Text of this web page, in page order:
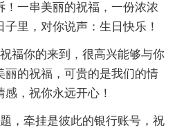
！一串美丽的祝福，一份浓浓
里，对你说声：生日快乐！
福你的来到，很高兴能够与你
丽的祝福，可贵的是我们的情
，祝你永远开心！
，牵挂是彼此的银行账号，祝